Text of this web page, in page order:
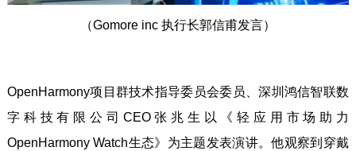
（Gomore inc 执行长郭信甫发言）
OpenHarmony项目群技术指导委员会委员、深圳鸿信智联数
字科技有限公司CEO张兆生以《轻应用市场助力
OpenHarmony Watch生态》为主题发表演讲。他观察到穿戴